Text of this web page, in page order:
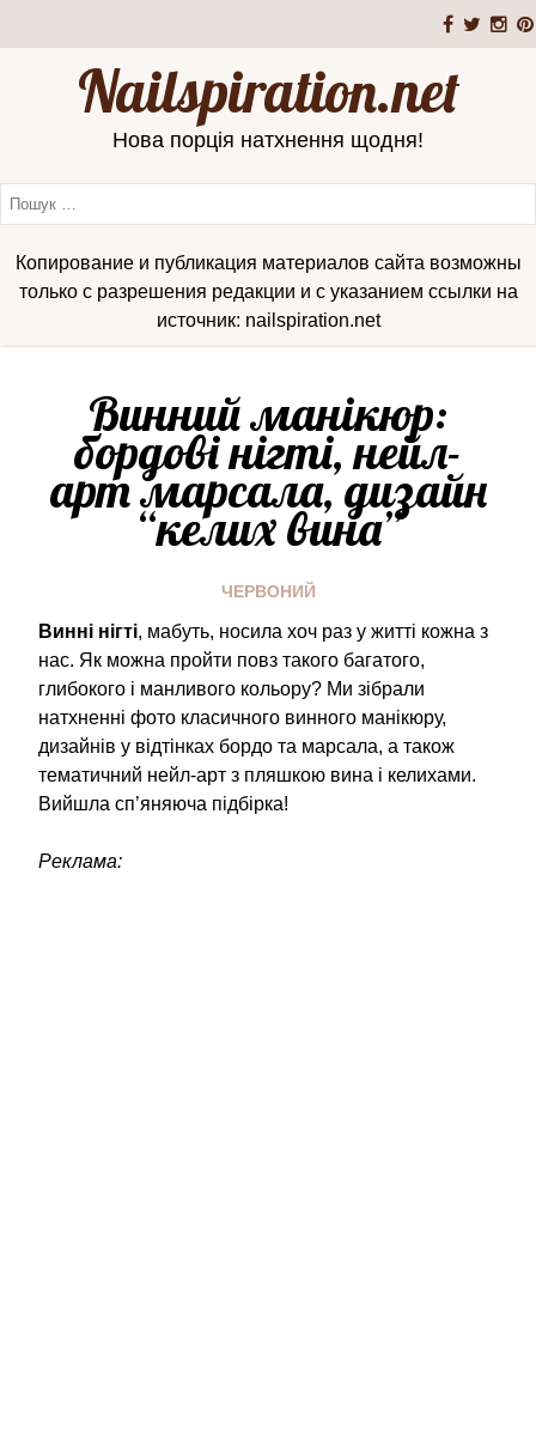
Nailspiration.net
Нова порція натхнення щодня!
Копирование и публикация материалов сайта возможны
только с разрешения редакции и с указанием ссылки на
источник: nailspiration.net
Винний манікюр:
бордові нігті, нейл-
арт марсала, дизайн
“келих вина”
ЧЕРВОНИЙ
Винні нігті, мабуть, носила хоч раз у житті кожна з
нас. Як можна пройти повз такого багатого,
глибокого і манливого кольору? Ми зібрали
натхненні фото класичного винного манікюру,
дизайнів у відтінках бордо та марсала, а також
тематичний нейл-арт з пляшкою вина і келихами.
Вийшла сп’яняюча підбірка!
Реклама: